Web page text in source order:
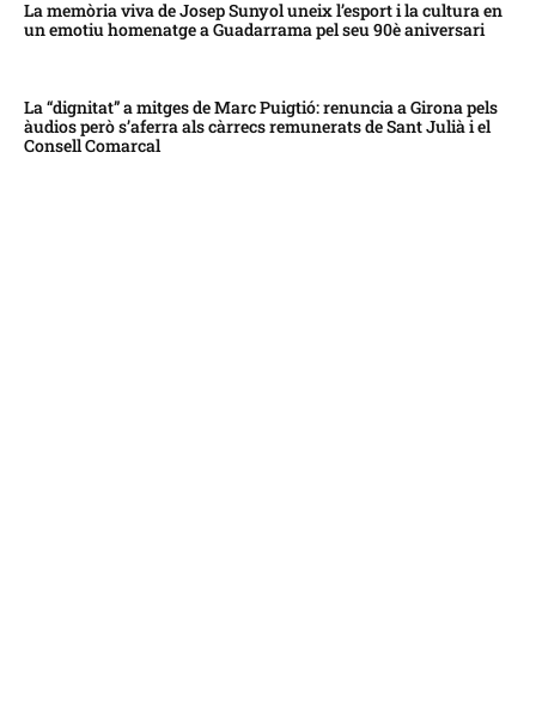
La memòria viva de Josep Sunyol uneix l’esport i la cultura en
un emotiu homenatge a Guadarrama pel seu 90è aniversari
La “dignitat” a mitges de Marc Puigtió: renuncia a Girona pels
àudios però s’aferra als càrrecs remunerats de Sant Julià i el
Consell Comarcal